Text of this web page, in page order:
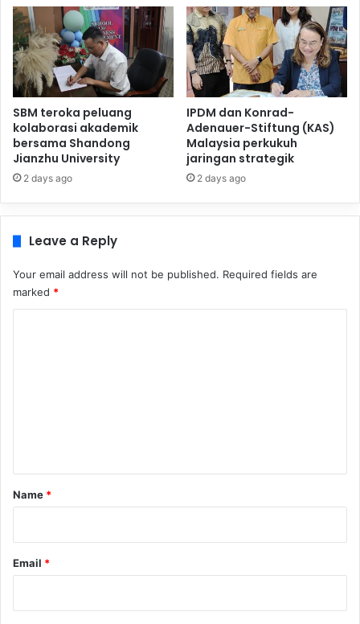
SBM teroka peluang
kolaborasi akademik
bersama Shandong
Jianzhu University
2 days ago
IPDM dan Konrad-
Adenauer-Stiftung (KAS)
Malaysia perkukuh
jaringan strategik
2 days ago
Leave a Reply
Your email address will not be published. Required fields are
marked *
*
Name *
Email *